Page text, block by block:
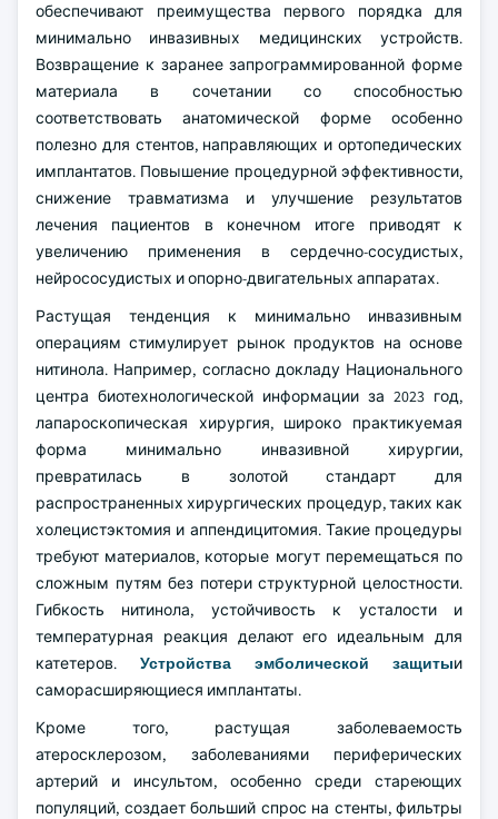
обеспечивают преимущества первого порядка для
минимально инвазивных медицинских устройств.
Возвращение к заранее запрограммированной форме
материала в сочетании со способностью
соответствовать анатомической форме особенно
полезно для стентов, направляющих и ортопедических
имплантатов. Повышение процедурной эффективности,
снижение травматизма и улучшение результатов
лечения пациентов в конечном итоге приводят к
увеличению применения в сердечно-сосудистых,
нейрососудистых и опорно-двигательных аппаратах.
Растущая тенденция к минимально инвазивным
операциям стимулирует рынок продуктов на основе
нитинола. Например, согласно докладу Национального
центра биотехнологической информации за 2023 год,
лапароскопическая хирургия, широко практикуемая
форма минимально инвазивной хирургии,
превратилась в золотой стандарт для
распространенных хирургических процедур, таких как
холецистэктомия и аппендицитомия. Такие процедуры
требуют материалов, которые могут перемещаться по
сложным путям без потери структурной целостности.
Гибкость нитинола, устойчивость к усталости и
температурная реакция делают его идеальным для
катетеров. Устройства эмболической защитыи
саморасширяющиеся имплантаты.
Кроме того, растущая заболеваемость
атеросклерозом, заболеваниями периферических
артерий и инсультом, особенно среди стареющих
популяций, создает больший спрос на стенты, фильтры